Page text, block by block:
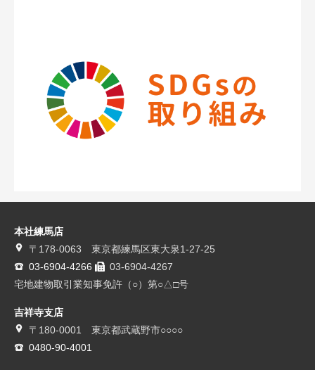
本社練馬店
〒178-0063 東京都練馬区東大泉1-27-25
03-6904-4266
03-6904-4267
宅地建物取引業知事免許（○）第○△□号
吉祥寺支店
〒180-0001 東京都武蔵野市○○○○
0480-90-4001